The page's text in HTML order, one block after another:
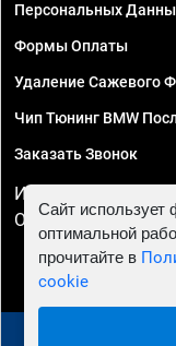
Персональных
Формы Оплаты
Удаление Сажевого
Чип Тюнинг BMW
Заказать Звонок
ИП Смирнов
ОГРНИП
© 2010 -
Сайт
оптимальной
прочитайте в
cookie